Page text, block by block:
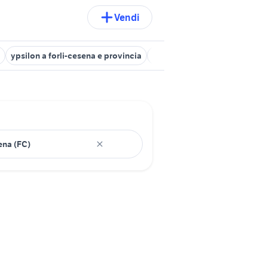
Vendi
ypsilon a forli-cesena e provincia